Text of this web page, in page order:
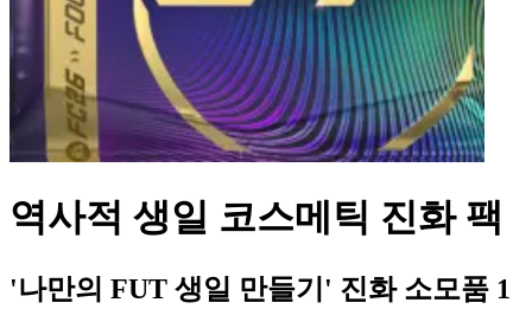
역사적 생일 코스메틱 진화 팩
'나만의 FUT 생일 만들기' 진화 소모품 1